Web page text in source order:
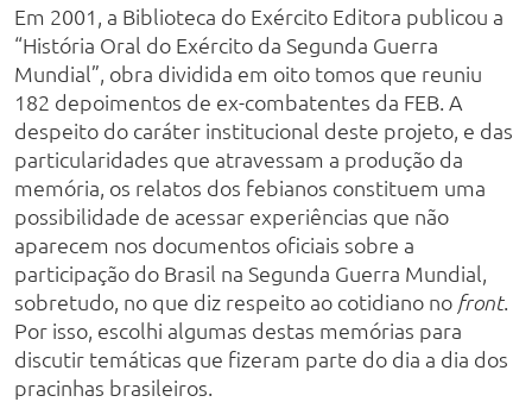
Em 2001, a Biblioteca do Exército Editora publicou a
“História Oral do Exército da Segunda Guerra
Mundial”, obra dividida em oito tomos que reuniu
182 depoimentos de ex-combatentes da FEB. A
despeito do caráter institucional deste projeto, e das
particularidades que atravessam a produção da
memória, os relatos dos febianos constituem uma
possibilidade de acessar experiências que não
aparecem nos documentos oficiais sobre a
participação do Brasil na Segunda Guerra Mundial,
sobretudo, no que diz respeito ao cotidiano no front.
Por isso, escolhi algumas destas memórias para
discutir temáticas que fizeram parte do dia a dia dos
pracinhas brasileiros.